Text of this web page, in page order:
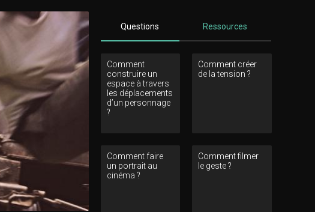
Questions Ressources
Comment
construire un
espace à travers
les déplacements
d’un personnage
?
Comment créer
de la tension ?
Comment faire
un portrait au
cinéma ?
Comment filmer
le geste ?